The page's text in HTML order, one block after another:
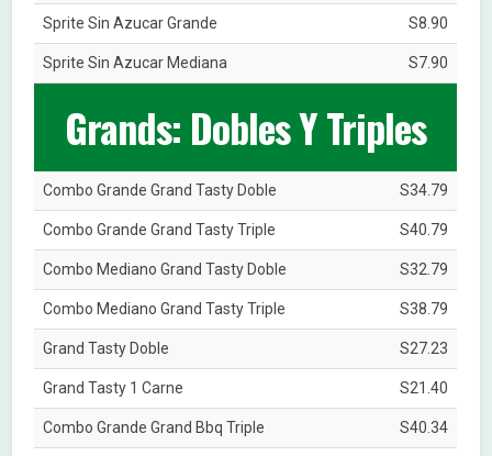
Sprite Sin Azucar Grande S8.90
Sprite Sin Azucar Mediana S7.90
Grands: Dobles Y Triples
Combo Grande Grand Tasty Doble S34.79
Combo Grande Grand Tasty Triple S40.79
Combo Mediano Grand Tasty Doble S32.79
Combo Mediano Grand Tasty Triple S38.79
Grand Tasty Doble S27.23
Grand Tasty 1 Carne S21.40
Combo Grande Grand Bbq Triple S40.34